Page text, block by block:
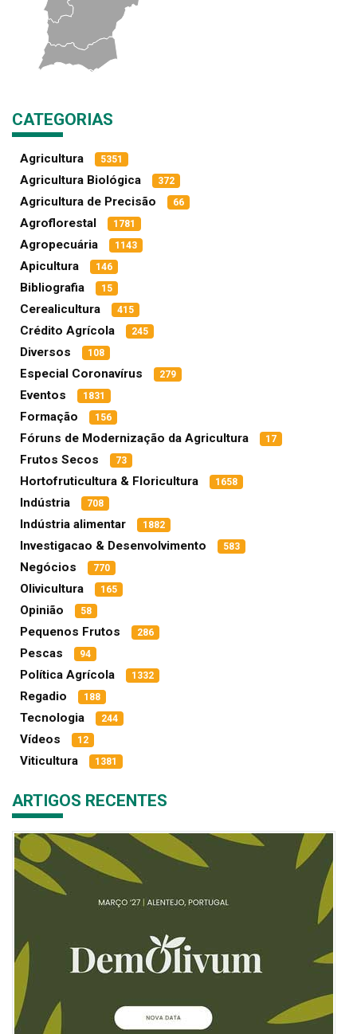
CATEGORIAS
Agricultura 5351
Agricultura Biológica 372
Agricultura de Precisão 66
Agroflorestal 1781
Agropecuária 1143
Apicultura 146
Bibliografia 15
Cerealicultura 415
Crédito Agrícola 245
Diversos 108
Especial Coronavírus 279
Eventos 1831
Formação 156
Fóruns de Modernização da Agricultura 17
Frutos Secos 73
Hortofruticultura & Floricultura 1658
Indústria 708
Indústria alimentar 1882
Investigacao & Desenvolvimento 583
Negócios 770
Olivicultura 165
Opinião 58
Pequenos Frutos 286
Pescas 94
Política Agrícola 1332
Regadio 188
Tecnologia 244
Vídeos 12
Viticultura 1381
ARTIGOS RECENTES